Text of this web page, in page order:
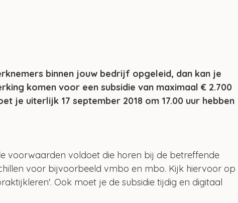
binnen jouw bedrijf opgeleid, dan kan je
komen voor een subsidie van maximaal € 2.700
je uiterlijk 17 september 2018 om 17.00 uur hebben
voorwaarden voldoet die horen bij de betreffende
voor bijvoorbeeld vmbo en mbo. Kijk hiervoor op
Ook moet je de subsidie tijdig en digitaal